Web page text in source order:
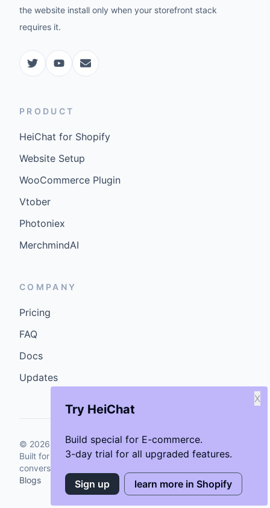
Try HeiChat
Build special for E-commerce.
3-day trial for all upgraded features.
X
Sign up learn more in Shopify
the website install only when your storefront stack
requires it.
PRODUCT
HeiChat for Shopify
Website Setup
WooCommerce Plugin
Vtober
Photoniex
MerchmindAI
COMPANY
Pricing
FAQ
Docs
Updates
© 2026 GenCybers Inc. All rights reserved.
Built for storefronts that want faster answers and cleaner
conversions.
Blogs